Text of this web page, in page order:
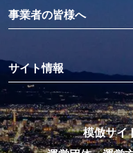
事業者の皆様へ
サイト情報
模倣サイ